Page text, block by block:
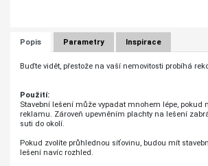
Popis Parametry Inspirace
Buďte vidět, přestože na vaší nemovitosti probíhá
Použití:
Stavební lešení může vypadat mnohem lépe, pokud
reklamu. Zároveň upevněním plachty na lešení
suti do okolí.
Pokud zvolíte průhlednou síťovinu, budou mít
lešení navíc rozhled.